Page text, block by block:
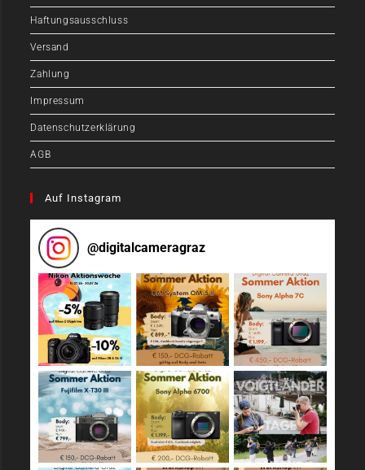
Haftungsausschluss
Versand
Zahlung
Impressum
Datenschutzerklärung
AGB
Auf Instagram
@digitalcameragraz